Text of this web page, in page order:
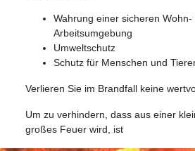
Wahrung einer sicheren Wohn-
Arbeitsumgebung
Umweltschutz
Schutz für Menschen und
Verlieren Sie im Brandfall keine
Um zu verhindern, dass aus einer
großes Feuer wird, ist